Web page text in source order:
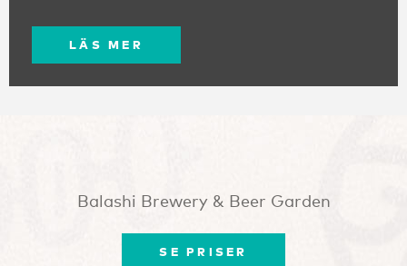
LÄS MER
Balashi Brewery & Beer Garden
SE PRISER